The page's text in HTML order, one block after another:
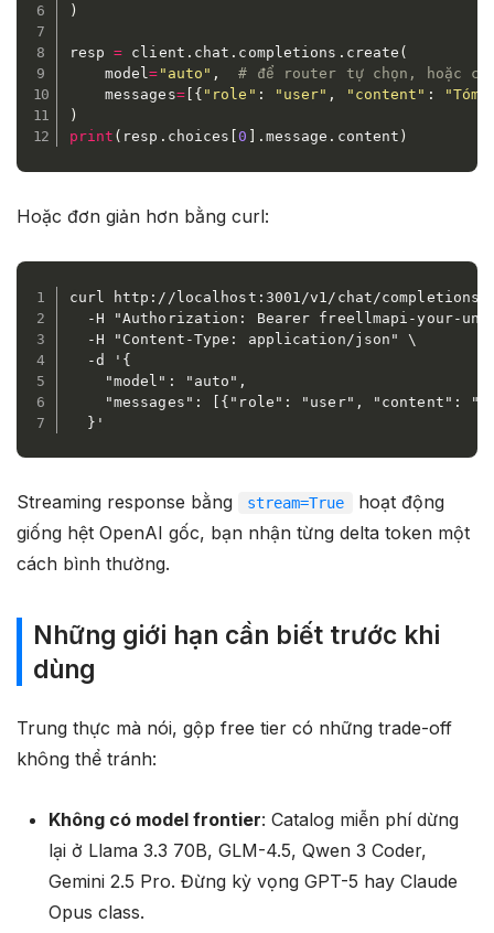
)
resp = client . chat . completions . create (
    model
= "auto" ,
# để router tự chọn, hoặc
    messages
=[ { "role" : "user" , "content" :
)
print ( resp . choices [0 . message . content )
Hoặc đơn giản hơn bằng curl:
curl http://localhost:3001/v1/chat/completions
-H "Authorization: Bearer freellmapi-your-
  -H "Content-Type: application/json" \
  -d '{
    "model": "auto",
"messages": [{"role": "user", "content":
  }'
Streaming response bằng stream=True
hoạt động
giống hệt OpenAI gốc, bạn nhận từng delta token một
cách bình thường.
Những giới hạn cần biết trước khi
dùng
Trung thực mà nói, gộp free tier có những trade-off
không thể tránh:
Không có model frontier: Catalog miễn phí dừng
lại ở Llama 3.3 70B, GLM-4.5, Qwen 3 Coder,
Gemini 2.5 Pro. Đừng kỳ vọng GPT-5 hay Claude
Opus class.